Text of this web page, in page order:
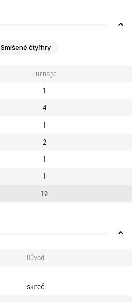
Smíšené čtyřhry
Turnaje
1
4
1
2
1
1
10
Důvod
skreč